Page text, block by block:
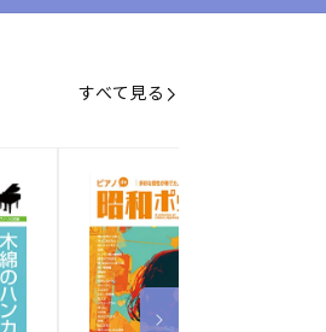
すべて見る